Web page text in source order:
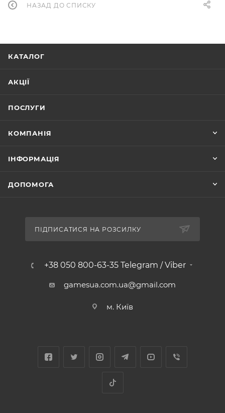
НАЗАД ДО СПИСКУ
КАТАЛОГ
АКЦІЇ
ПОСЛУГИ
КОМПАНІЯ
ІНФОРМАЦІЯ
ДОПОМОГА
ПІДПИСАТИСЯ НА РОЗСИЛКУ
+38 050 800-63-35 Telegram / Viber
gamesua.com.ua@gmail.com
м. Київ